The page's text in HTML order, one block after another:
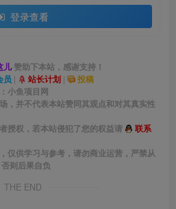
登录查看
儿赞助下本站，感谢支持！
员 | 站长计划 | 投稿
小鱼项目网
，并不代表本站赞同其观点和对其真实性
授权，若本站侵犯了您的权益请
联系
仅供学习与参考，请勿商业运营，严禁从
则后果自负
THE END